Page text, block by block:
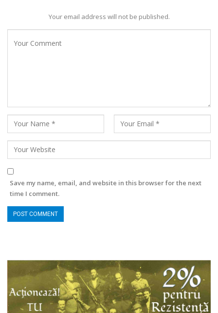
Your email address will not be published.
Save my name, email, and website in this browser for the next
time I comment.